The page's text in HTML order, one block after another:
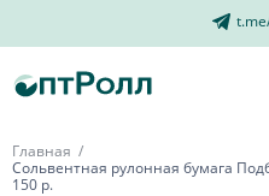
Главная
Сольвентная рулонная бумага
150 р.